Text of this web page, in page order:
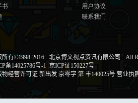
书
用户协议
联系我们
所有©1998-2016 · 北京博文视点资讯有限公司 · All
备14025786号-1 京ICP证150227号
物经营许可证 新出发 京零字 第 丰140025号 营业执